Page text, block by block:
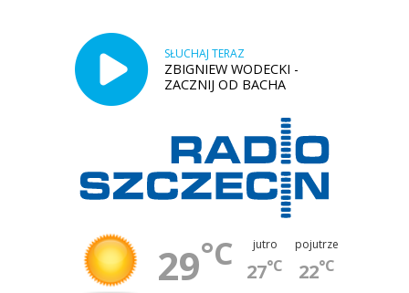
SŁUCHAJ TERAZ
ZBIGNIEW WODECKI -
ZACZNIJ OD BACHA
29°C jutro
27°C
pojutrze
22°C